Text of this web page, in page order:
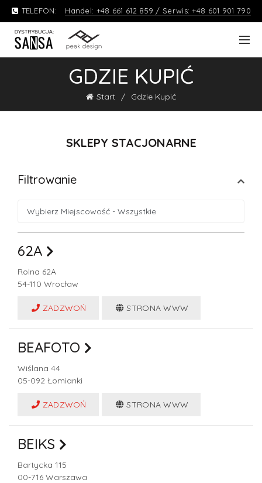
TELEFON: Handel: +48 661 612 859 / Serwis: +48 601 901 790
GDZIE KUPIĆ
Start Gdzie Kupić
SKLEPY STACJONARNE
Filtrowanie
62A
Rolna 62A
54-110 Wrocław
ZADZWOŃ STRONA WWW
BEAFOTO
Wiślana 44
05-092 Łomianki
ZADZWOŃ STRONA WWW
BEIKS
Bartycka 115
00-716 Warszawa